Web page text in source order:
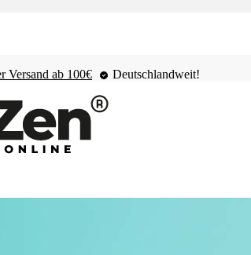
Versand ab 100€ Deutschlandweit!